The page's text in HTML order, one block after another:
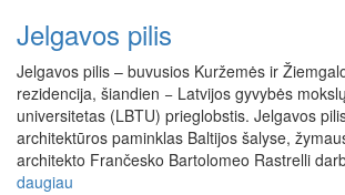
Jelgavos pilis
Jelgavos pilis – buvusios Kuržemės ir
rezidencija, šiandien − Latvijos gyvybės
universitetas (LBTU) prieglobstis. Jelgavos
architektūros paminklas Baltijos šalyse,
architekto Frančesko Bartolomeo Rastrelli
daugiau